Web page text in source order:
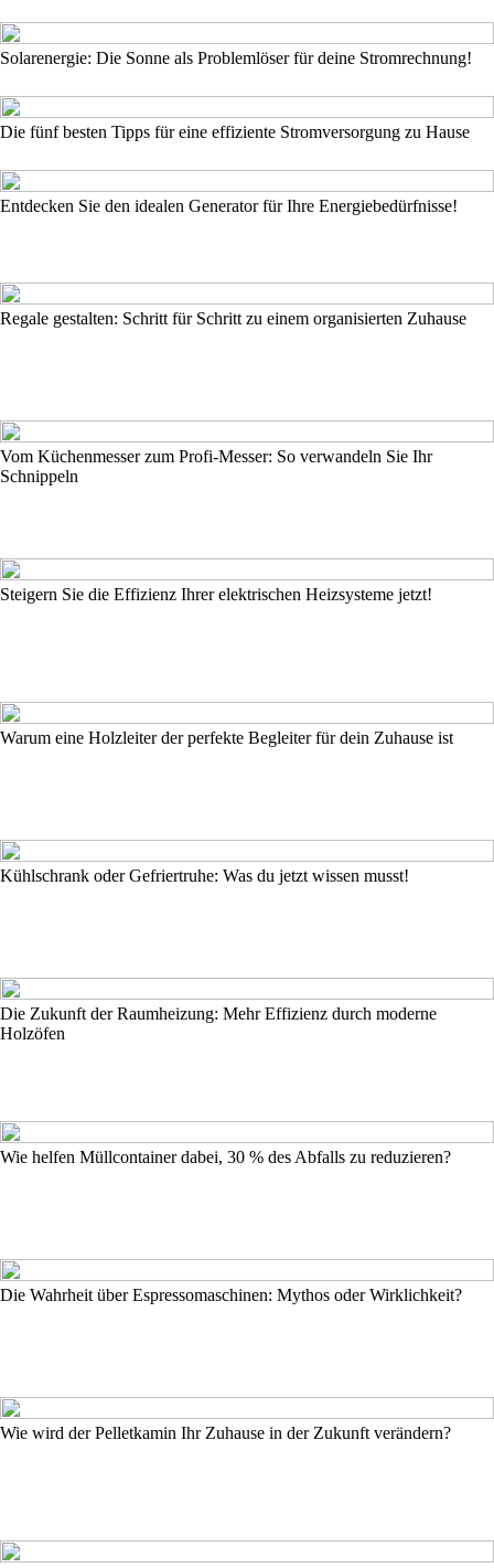
Solarenergie: Die Sonne als Problemlöser für deine Stromrechnung!
Die fünf besten Tipps für eine effiziente Stromversorgung zu Hause
Entdecken Sie den idealen Generator für Ihre Energiebedürfnisse!
Regale gestalten: Schritt für Schritt zu einem organisierten Zuhause
Vom Küchenmesser zum Profi-Messer: So verwandeln Sie Ihr
Schnippeln
Steigern Sie die Effizienz Ihrer elektrischen Heizsysteme jetzt!
Warum eine Holzleiter der perfekte Begleiter für dein Zuhause ist
Kühlschrank oder Gefriertruhe: Was du jetzt wissen musst!
Die Zukunft der Raumheizung: Mehr Effizienz durch moderne
Holzöfen
Wie helfen Müllcontainer dabei, 30 % des Abfalls zu reduzieren?
Die Wahrheit über Espressomaschinen: Mythos oder Wirklichkeit?
Wie wird der Pelletkamin Ihr Zuhause in der Zukunft verändern?